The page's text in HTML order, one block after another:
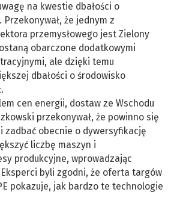
na kwestie dbałości o
że jednym z
przemysłowego jest Zielony
obarczone dodatkowymi
ale dzięki temu
dbałości o środowisko
cen energii, dostaw ze Wschodu
przekonywał, że powinno się
zadbać obecnie o dywersyfikację
liczbę maszyn i
produkcyjne, wprowadzając
byli zgodni, że oferta targów
pokazuje, jak bardzo te technologie